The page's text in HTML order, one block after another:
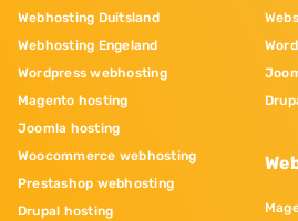
Webhosting Duitsland
Webhosting Engeland
Wordpress webhosting
Magento hosting
Joomla hosting
Woocommerce webhosting
Prestashop webhosting
Drupal hosting